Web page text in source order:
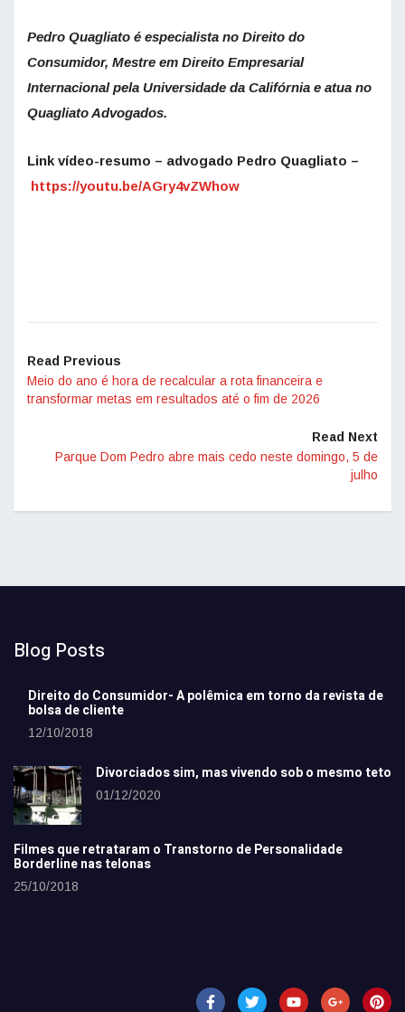
Pedro Quagliato é especialista no Direito do
Consumidor, Mestre em Direito Empresarial
Internacional pela Universidade da Califórnia e atua no
Quagliato Advogados.
Link vídeo-resumo – advogado Pedro Quagliato –
https://youtu.be/AGry4vZWhow
Read Previous
Meio do ano é hora de recalcular a rota financeira e
transformar metas em resultados até o fim de 2026
Read Next
Parque Dom Pedro abre mais cedo neste domingo, 5 de
julho
Blog Posts
Direito do Consumidor- A polêmica em torno da revista de
bolsa de cliente
12/10/2018
Divorciados sim, mas vivendo sob o mesmo teto
01/12/2020
Filmes que retrataram o Transtorno de Personalidade
Borderline nas telonas
25/10/2018